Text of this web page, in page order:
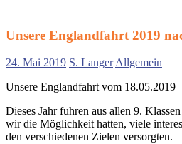
Unsere Englandfahrt 2019
24. Mai 2019 S. LangerAllgemein
Unsere Englandfahrt vom 18.05.2019
Dieses Jahr fuhren aus allen 9.
wir die Möglichkeit hatten, viele
den verschiedenen Zielen versorgten.